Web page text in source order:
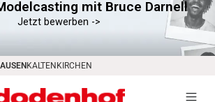
mit Bruce Darnell
Jetzt bewerben ->
KALTENKIRCHEN